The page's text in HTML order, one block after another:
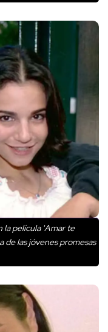
la película 'Amar te
de las jóvenes promesas